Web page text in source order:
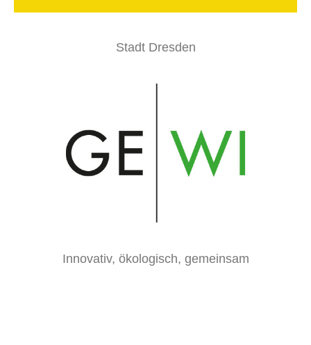
Stadt Dresden
Innovativ, ökologisch, gemeinsam